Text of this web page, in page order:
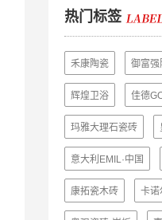
热门标签
禾康陶瓷 御富强
辉煌卫浴 佳德
玛雅大理石瓷砖
意大利EMIL·中国
康拓瓷木砖 卡诺